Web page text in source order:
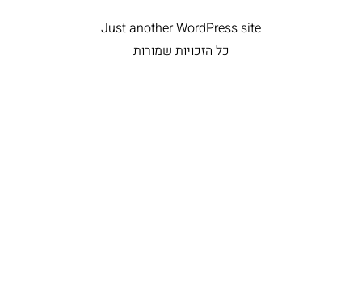
Just another WordPress site
כל הזכויות שמורות